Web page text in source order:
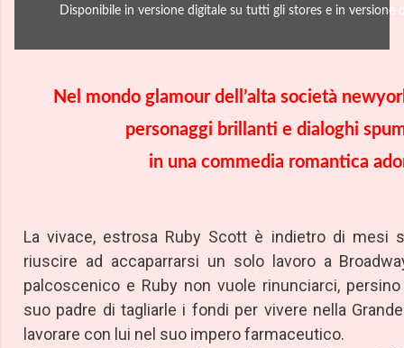
Disponibile in versione digitale su tutti gli stores e in versione
Nel mondo glamour dell’alta società
personaggi brillanti e dialoghi
in una commedia romantica
La vivace, estrosa Ruby Scott è indietro di mesi
riuscire ad accaparrarsi un solo lavoro a
palcoscenico e Ruby non vuole rinunciarci,
suo padre di tagliarle i fondi per vivere nella
lavorare con lui nel suo impero farmaceutico.